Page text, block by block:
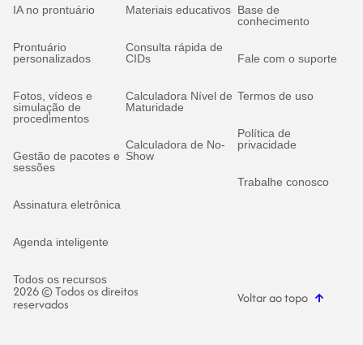
IA no prontuário
Prontuário
personalizados
Fotos, vídeos e
simulação de
procedimentos
Gestão de pacotes e
sessões
Assinatura eletrônica
Agenda inteligente
Todos os recursos
Materiais educativos
Consulta rápida de
CIDs
Calculadora Nível de
Maturidade
Calculadora de No-
Show
Base de
conhecimento
Fale com o suporte
Termos de uso
Política de
privacidade
Trabalhe conosco
2026 © Todos os direitos
reservados Voltar ao topo